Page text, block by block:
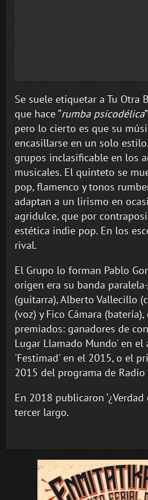
Se suele etiquetar a Tu Otra
que hace “rumba psicodélica
pero lo cierto es que su
encasillarse en un solo
grupos inclasificable en los
musicales. El quinteto se
pop, flamenco y tonos
adaptan a un lirismo en
agridulce, que por
estética indie pop. En los
rival.
El Grupo lo forman Pablo
origen era su banda paralela-
(guitarra), Alberto Vallecillo
(voz) y Fico Cámara
premiados: ganadores de
Lugar Llamado Mundo' en el
'Festimad' en el 2015, o el
2015 del programa de Radio
En 2018 publicaron ‘¿Verdad
tercer largo.